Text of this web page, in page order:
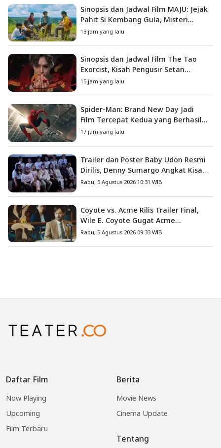
Sinopsis dan Jadwal Film MAJU: Jejak
Pahit Si Kembang Gula, Misteri
Hilangnya Bagas di Lokasi Jambore
13 jam yang lalu
Sinopsis dan Jadwal Film The Tao
Exorcist, Kisah Pengusir Setan
Melawan Kutukan Mematikan
15 jam yang lalu
Spider-Man: Brand New Day Jadi
Film Tercepat Kedua yang Berhasil
Tembus US$1 Miliar
17 jam yang lalu
Trailer dan Poster Baby Udon Resmi
Dirilis, Denny Sumargo Angkat Kisah
Nyata Fanny Kondoh
Rabu, 5 Agustus 2026 10:31 WIB
Coyote vs. Acme Rilis Trailer Final,
Wile E. Coyote Gugat Acme
Corporation ke Pengadilan
Rabu, 5 Agustus 2026 09:33 WIB
Daftar Film
Now Playing
Upcoming
Film Terbaru
Berita
Movie News
Cinema Update
Tentang